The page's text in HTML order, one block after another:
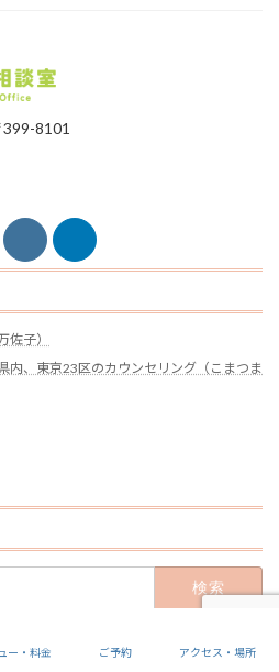
399-8101
佐子）
内、東京23区のカウンセリング（こまつま
ー・料金 ご予約 アクセス・場所